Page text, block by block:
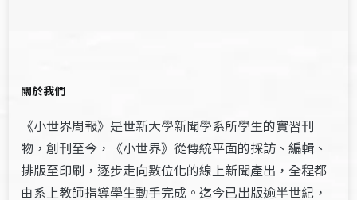
關於我們
《小世界周報》是世新大學新聞學系所學生的實習刊
物，創刊至今，《小世界》從傳統平面的採訪、編輯、
排版至印刷，逐步走向數位化的線上新聞產出，全程都
由系上教師指導學生動手完成。迄今已出版逾半世紀，